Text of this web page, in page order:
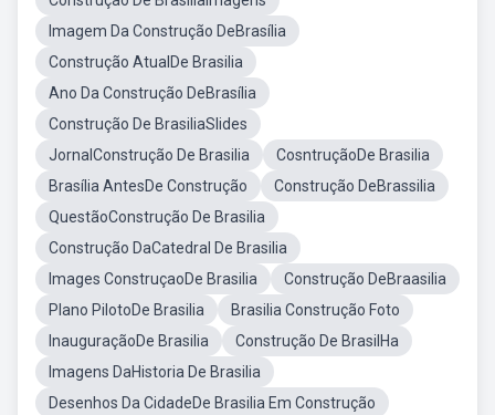
Imagem Da Construção DeBrasília
Construção AtualDe Brasilia
Ano Da Construção DeBrasília
Construção De BrasiliaSlides
JornalConstrução De Brasilia
CosntruçãoDe Brasilia
Brasília AntesDe Construção
Construção DeBrassilia
QuestãoConstrução De Brasilia
Construção DaCatedral De Brasilia
Images ConstruçaoDe Brasilia
Construção DeBraasilia
Plano PilotoDe Brasilia
Brasilia Construção Foto
InauguraçãoDe Brasilia
Construção De BrasilHa
Imagens DaHistoria De Brasilia
Desenhos Da CidadeDe Brasilia Em Construção